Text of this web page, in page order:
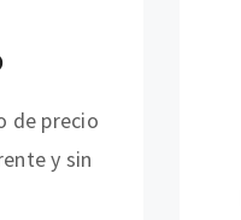
de precio
y sin